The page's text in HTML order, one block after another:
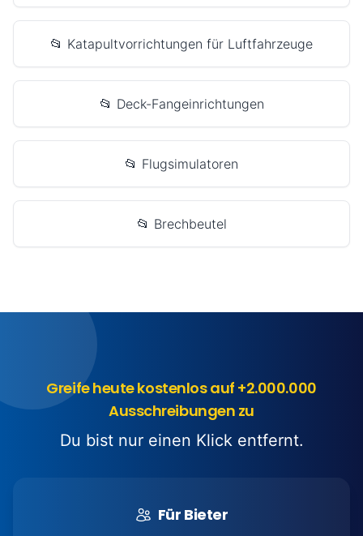
📂 Katapultvorrichtungen für Luftfahrzeuge
📂 Deck-Fangeinrichtungen
📂 Flugsimulatoren
📂 Brechbeutel
Greife heute kostenlos auf +2.000.000
Ausschreibungen zu
Du bist nur einen Klick entfernt.
Für Bieter